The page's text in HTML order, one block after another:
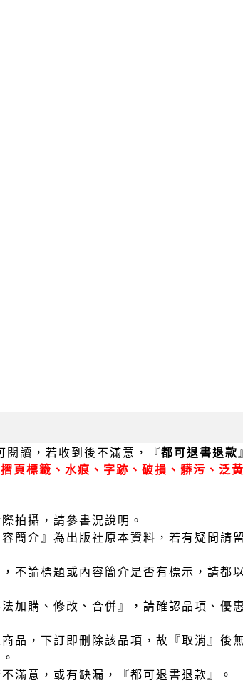
閱讀，若收到後不滿意，『都可退書退款
頁標籤、水痕、字跡、破損、髒污、泛
拍攝，請參書況說明。
容簡介』為出版社原本資料，若有疑問請
，不論標題或內容簡介是否有標示，請都
法加購、修改、合併』，請確認品項、優
商品，下訂即刪除該品項，故『取消』後
滿意，或有缺漏，『都可退書退款』。